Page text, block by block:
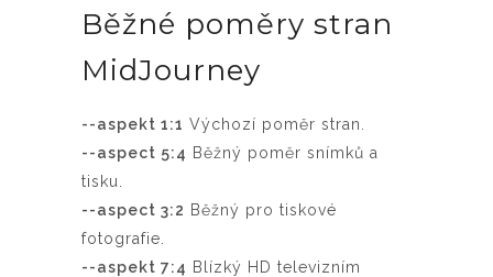
Běžné poměry stran
MidJourney
--aspekt 1:1 Výchozí poměr stran.
--aspect 5:4 Běžný poměr snímků a
tisku.
--aspect 3:2 Běžný pro tiskové
fotografie.
--aspekt 7:4 Blízký HD televizním